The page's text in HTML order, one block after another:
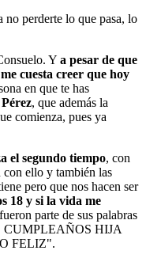
no perderte lo que pasa, lo
Y a pesar de que
cuesta creer que hoy
en que te has
, que además la
comienza, pues ya
el segundo tiempo, con
ello y también las
pero que nos hacen ser
18 y si la vida me
parte de sus palabras
CUMPLEAÑOS HIJA
FELIZ".